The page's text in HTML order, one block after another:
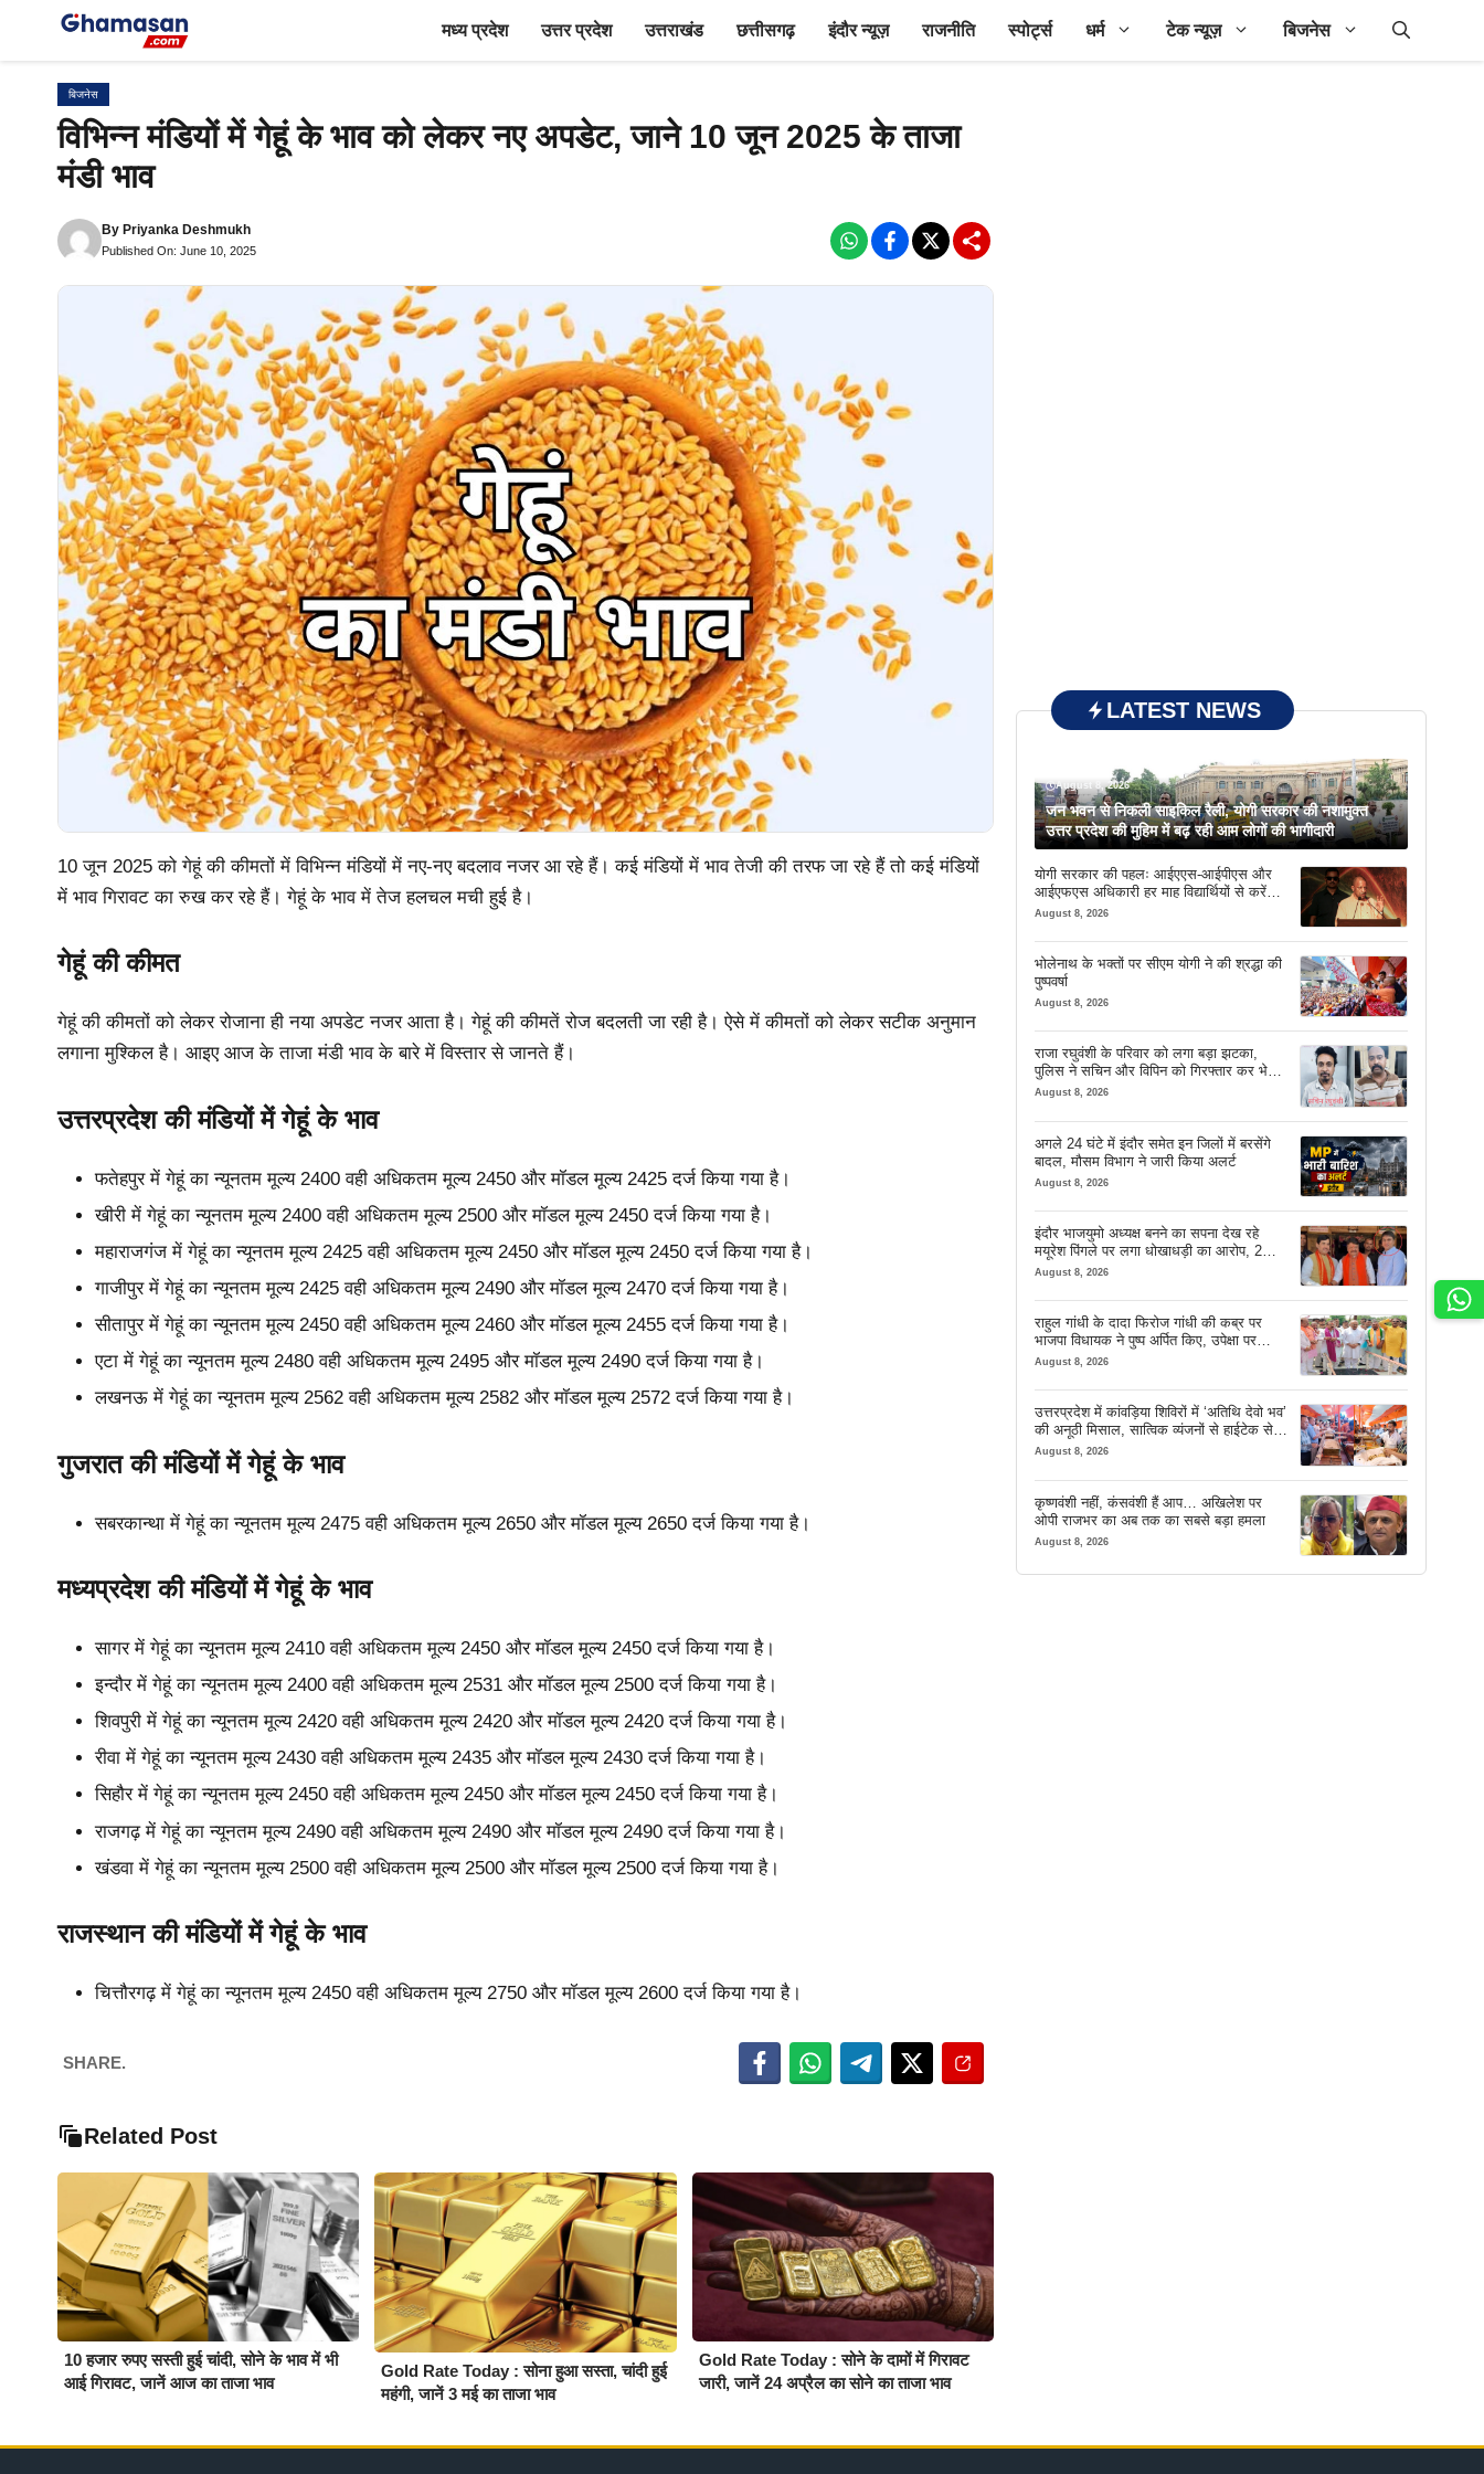
मध्य प्रदेश उत्तर प्रदेश उत्तराखंड छत्तीसगढ़ इंदौर न्यूज़ राजनीति स्पोर्ट्स धर्म टेक न्यूज़ बिजनेस
बिजनेस
विभिन्न मंडियों में गेहूं के भाव को लेकर नए अपडेट, जाने 10 जून 2025 के ताजा
मंडी भाव
By Priyanka Deshmukh
Published On: June 10, 2025
10 जून 2025 को गेहूं की कीमतों में विभिन्न मंडियों में नए-नए बदलाव नजर आ रहे हैं। कई मंडियों में भाव तेजी की तरफ जा रहे हैं तो कई मंडियों
में भाव गिरावट का रुख कर रहे हैं। गेहूं के भाव में तेज हलचल मची हुई है।
गेहूं की कीमत
गेहूं की कीमतों को लेकर रोजाना ही नया अपडेट नजर आता है। गेहूं की कीमतें रोज बदलती जा रही है। ऐसे में कीमतों को लेकर सटीक अनुमान
लगाना मुश्किल है। आइए आज के ताजा मंडी भाव के बारे में विस्तार से जानते हैं।
उत्तरप्रदेश की मंडियों में गेहूं के भाव
फतेहपुर में गेहूं का न्यूनतम मूल्य 2400 वही अधिकतम मूल्य 2450 और मॉडल मूल्य 2425 दर्ज किया गया है।
खीरी में गेहूं का न्यूनतम मूल्य 2400 वही अधिकतम मूल्य 2500 और मॉडल मूल्य 2450 दर्ज किया गया है।
महाराजगंज में गेहूं का न्यूनतम मूल्य 2425 वही अधिकतम मूल्य 2450 और मॉडल मूल्य 2450 दर्ज किया गया है।
गाजीपुर में गेहूं का न्यूनतम मूल्य 2425 वही अधिकतम मूल्य 2490 और मॉडल मूल्य 2470 दर्ज किया गया है।
सीतापुर में गेहूं का न्यूनतम मूल्य 2450 वही अधिकतम मूल्य 2460 और मॉडल मूल्य 2455 दर्ज किया गया है।
एटा में गेहूं का न्यूनतम मूल्य 2480 वही अधिकतम मूल्य 2495 और मॉडल मूल्य 2490 दर्ज किया गया है।
लखनऊ में गेहूं का न्यूनतम मूल्य 2562 वही अधिकतम मूल्य 2582 और मॉडल मूल्य 2572 दर्ज किया गया है।
गुजरात की मंडियों में गेहूं के भाव
सबरकान्था में गेहूं का न्यूनतम मूल्य 2475 वही अधिकतम मूल्य 2650 और मॉडल मूल्य 2650 दर्ज किया गया है।
मध्यप्रदेश की मंडियों में गेहूं के भाव
सागर में गेहूं का न्यूनतम मूल्य 2410 वही अधिकतम मूल्य 2450 और मॉडल मूल्य 2450 दर्ज किया गया है।
इन्दौर में गेहूं का न्यूनतम मूल्य 2400 वही अधिकतम मूल्य 2531 और मॉडल मूल्य 2500 दर्ज किया गया है।
शिवपुरी में गेहूं का न्यूनतम मूल्य 2420 वही अधिकतम मूल्य 2420 और मॉडल मूल्य 2420 दर्ज किया गया है।
रीवा में गेहूं का न्यूनतम मूल्य 2430 वही अधिकतम मूल्य 2435 और मॉडल मूल्य 2430 दर्ज किया गया है।
सिहौर में गेहूं का न्यूनतम मूल्य 2450 वही अधिकतम मूल्य 2450 और मॉडल मूल्य 2450 दर्ज किया गया है।
राजगढ़ में गेहूं का न्यूनतम मूल्य 2490 वही अधिकतम मूल्य 2490 और मॉडल मूल्य 2490 दर्ज किया गया है।
खंडवा में गेहूं का न्यूनतम मूल्य 2500 वही अधिकतम मूल्य 2500 और मॉडल मूल्य 2500 दर्ज किया गया है।
राजस्थान की मंडियों में गेहूं के भाव
चित्तौरगढ़ में गेहूं का न्यूनतम मूल्य 2450 वही अधिकतम मूल्य 2750 और मॉडल मूल्य 2600 दर्ज किया गया है।
SHARE.
Related Post
10 हजार रुपए सस्ती हुई चांदी, सोने के भाव में भी
आई गिरावट, जानें आज का ताजा भाव
Gold Rate Today : सोना हुआ सस्ता, चांदी हुई
महंगी, जानें 3 मई का ताजा भाव
Gold Rate Today : सोने के दामों में गिरावट
जारी, जानें 24 अप्रैल का सोने का ताजा भाव
LATEST NEWS
August 8, 2026
जन भवन से निकली साइकिल रैली, योगी सरकार की नशामुक्त
उत्तर प्रदेश की मुहिम में बढ़ रही आम लोगों की भागीदारी
योगी सरकार की पहलः आईएएस-आईपीएस और
आईएफएस अधिकारी हर माह विद्यार्थियों से करेंगे
संवाद
August 8, 2026
भोलेनाथ के भक्तों पर सीएम योगी ने की श्रद्धा की
पुष्पवर्षा
August 8, 2026
राजा रघुवंशी के परिवार को लगा बड़ा झटका,
पुलिस ने सचिन और विपिन को गिरफ्तार कर भेजा
जेल
August 8, 2026
अगले 24 घंटे में इंदौर समेत इन जिलों में बरसेंगे
बादल, मौसम विभाग ने जारी किया अलर्ट
August 8, 2026
इंदौर भाजयुमो अध्यक्ष बनने का सपना देख रहे
मयूरेश पिंगले पर लगा धोखाधड़ी का आरोप, 2
करोड़ 18 लाख लेने के बाद भी नहीं दिया जमीन
August 8, 2026
राहुल गांधी के दादा फिरोज गांधी की कब्र पर
भाजपा विधायक ने पुष्प अर्पित किए, उपेक्षा पर
दिखाया आईना
August 8, 2026
उत्तरप्रदेश में कांवड़िया शिविरों में ‘अतिथि देवो भव’
की अनूठी मिसाल, सात्विक व्यंजनों से हाईटेक सेवा
तक खास इंतजाम
August 8, 2026
कृष्णवंशी नहीं, कंसवंशी हैं आप… अखिलेश पर
ओपी राजभर का अब तक का सबसे बड़ा हमला
August 8, 2026